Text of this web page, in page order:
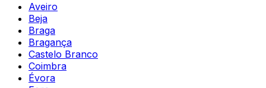
Aveiro
Beja
Braga
Bragança
Castelo Branco
Coimbra
Évora